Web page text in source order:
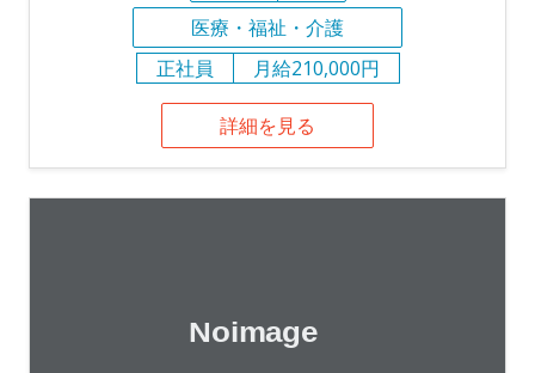
医療・福祉・介護
正社員
月給210,000円
詳細を見る